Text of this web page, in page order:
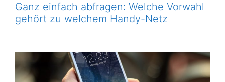
Ganz einfach abfragen: Welche Vorwahl
gehört zu welchem Handy-Netz